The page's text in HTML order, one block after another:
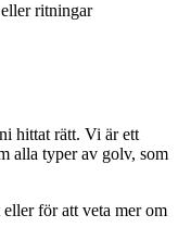
ritningar
hittat rätt. Vi är ett
alla typer av golv, som
för att veta mer om